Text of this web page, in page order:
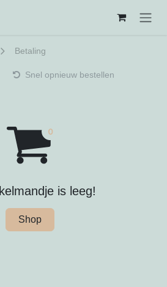
Betaling
Snel opnieuw bestellen
is leeg!
Shop